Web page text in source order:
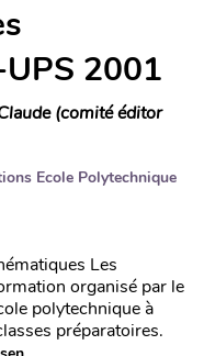
2001
(comité éditor
Ecole Polytechnique
Les
organisé par le
polytechnique à
préparatoires.